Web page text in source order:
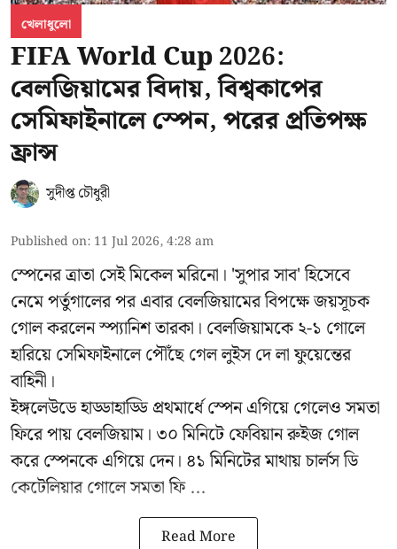
খেলাধুলো
FIFA World Cup 2026:
বেলজিয়ামের বিদায়, বিশ্বকাপের
সেমিফাইনালে স্পেন, পরের প্রতিপক্ষ
ফ্রান্স
সুদীপ্ত চৌধুরী
Published on: 11 Jul 2026, 4:28 am
স্পেনের ত্রাতা সেই মিকেল মরিনো। 'সুপার সাব' হিসেবে
নেমে পর্তুগালের পর এবার বেলজিয়ামের বিপক্ষে জয়সূচক
গোল করলেন স্প্যানিশ তারকা। বেলজিয়ামকে ২-১ গোলে
হারিয়ে সেমিফাইনালে পৌঁছে গেল লুইস দে লা ফুয়েন্তের
বাহিনী।
ইঙ্গলেউডে হাড্ডাহাড্ডি প্রথমার্ধে স্পেন এগিয়ে গেলেও সমতা
ফিরে পায় বেলজিয়াম। ৩০ মিনিটে ফেবিয়ান রুইজ গোল
করে স্পেনকে এগিয়ে দেন। ৪১ মিনিটের মাথায় চার্লস ডি
কেটেলিয়ার গোলে সমতা ফি ...
Read More